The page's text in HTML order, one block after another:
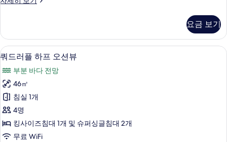
오
뷰
사
진
모
두
보
기
위
트
파
셜
오
션
뷰
자
세
히
보
기
요금 보기
쿼
드
러
플
하
프
오
미니바, 암막 커튼, 방음 설비, 무료 WiFi
6
쿼드러플 하프 오션뷰
부분 바다 전망
46㎡
침실 1개
4명
킹사이즈침대 1개 및 슈퍼싱글침대 2개
무료 WiFi